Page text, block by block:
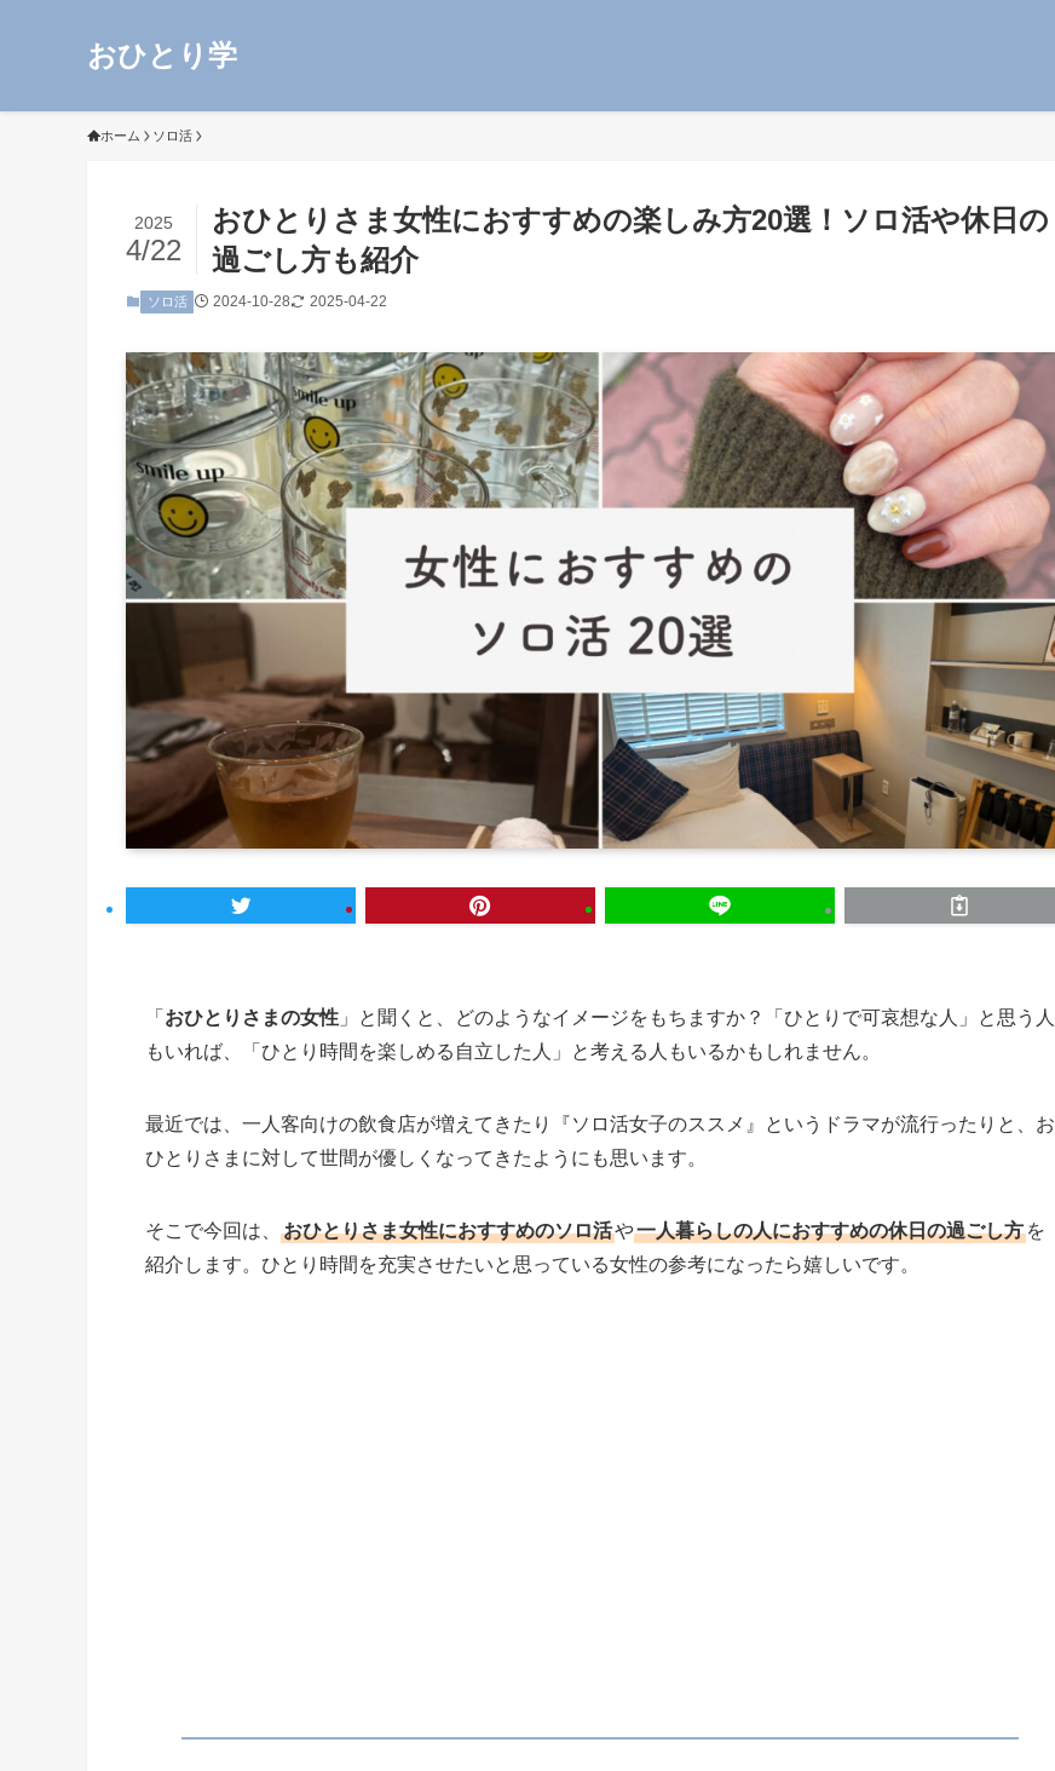
おひとり学
ホーム ソロ活
おひとりさま女性におすすめの楽しみ方20選！ソロ活や休日の
過ごし方も紹介
2025
4/22
ソロ活 2024-10-28 2025-04-22
「 おひとりさまの女性 」と聞くと、どのようなイメージをもちますか？「ひとりで可哀想な人」と思う人
もいれば、「ひとり時間を楽しめる自立した人」と考える人もいるかもしれません。
最近では、一人客向けの飲食店が増えてきたり『ソロ活女子のススメ』というドラマが流行ったりと、お
ひとりさまに対して世間が優しくなってきたようにも思います。
そこで今回は、 おひとりさま女性におすすめのソロ活や一人暮らしの人におすすめの休日の過ごし方 を
紹介します。ひとり時間を充実させたいと思っている女性の参考になったら嬉しいです。